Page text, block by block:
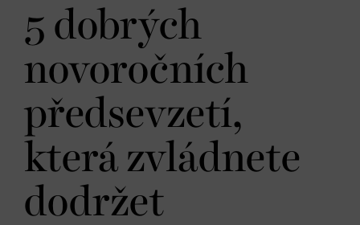
5 dobrých
novoročních
předsevzetí,
která zvládnete
dodržet